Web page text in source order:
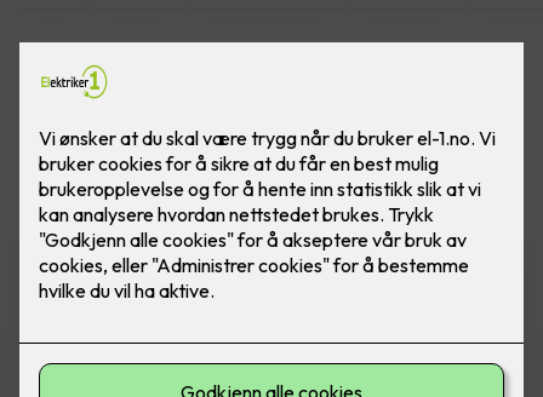
Vis flerefiltre
Bytte av termostat - ELKO
One Hvit
Matter termostat, i fargen hvit.